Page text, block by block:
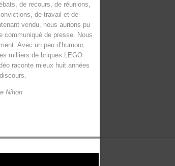
de recours, de réunions,
de travail et de
vendu, nous aurions pu
communiqué de presse. Nous
Avec un peu d’humour,
milliers de briques LEGO.
raconte mieux huit années
Nihon